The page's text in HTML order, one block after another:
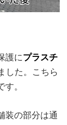
護にプラスチ
した。こちら
。
装の部分は通